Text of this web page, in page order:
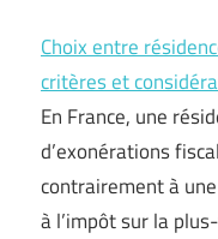
Choix entre
critères et
En France, une
d’exonérations
contrairement à
à l’impôt sur la